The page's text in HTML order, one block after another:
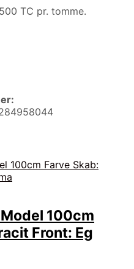
TC pr. tomme.
100cm
Front: Eg